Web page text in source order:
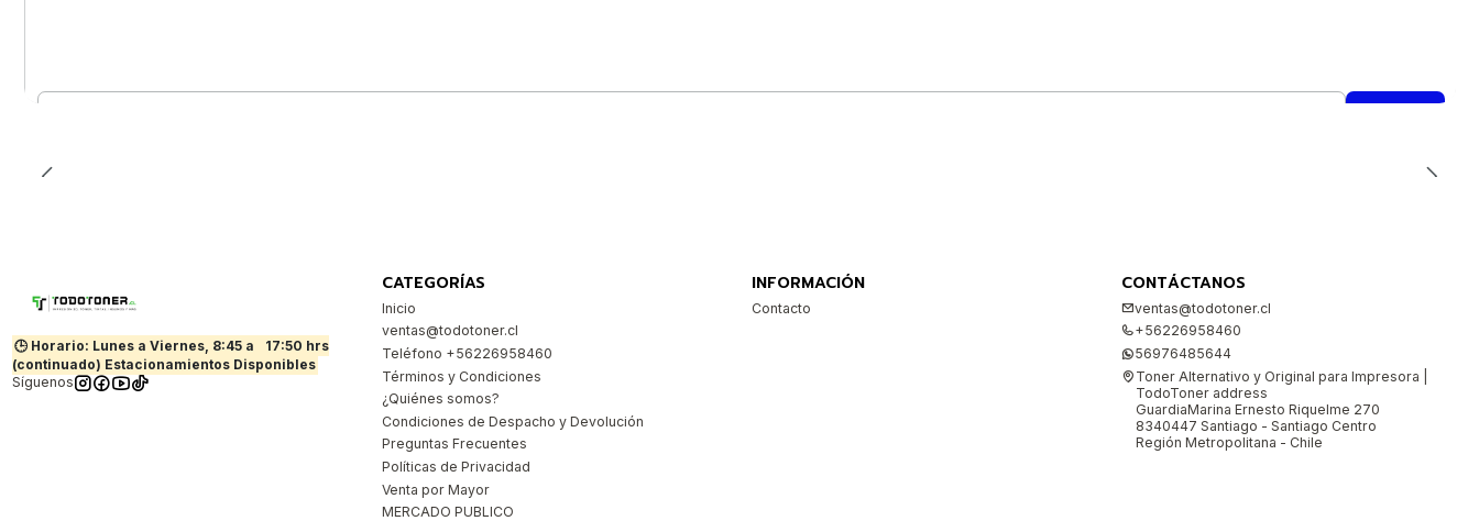
🕒 Horario: Lunes a Viernes, 8:45 a
17:50 hrs
(continuado) Estacionamientos Disponibles
Síguenos
CATEGORÍAS
Inicio
ventas@todotoner.cl
Teléfono +56226958460
Términos y Condiciones
¿Quiénes somos?
Condiciones de Despacho y Devolución
Preguntas Frecuentes
Políticas de Privacidad
Venta por Mayor
MERCADO PUBLICO
INFORMACIÓN
Contacto
CONTÁCTANOS
ventas@todotoner.cl
+56226958460
56976485644
Toner Alternativo y Original para Impresora |
TodoToner address
GuardiaMarina Ernesto Riquelme 270
8340447 Santiago - Santiago Centro
Región Metropolitana - Chile